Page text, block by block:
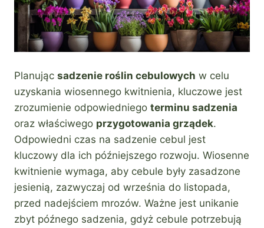
Planując sadzenie roślin cebulowych w celu
uzyskania wiosennego kwitnienia, kluczowe jest
zrozumienie odpowiedniego terminu sadzenia
oraz właściwego przygotowania grządek.
Odpowiedni czas na sadzenie cebul jest
kluczowy dla ich późniejszego rozwoju. Wiosenne
kwitnienie wymaga, aby cebule były zasadzone
jesienią, zazwyczaj od września do listopada,
przed nadejściem mrozów. Ważne jest unikanie
zbyt późnego sadzenia, gdyż cebule potrzebują